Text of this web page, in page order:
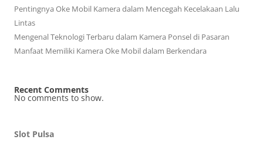
Pentingnya Oke Mobil Kamera dalam Mencegah Kecelakaan Lalu
Lintas
Mengenal Teknologi Terbaru dalam Kamera Ponsel di Pasaran
Manfaat Memiliki Kamera Oke Mobil dalam Berkendara
Recent Comments
No comments to show.
Slot Pulsa